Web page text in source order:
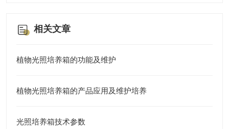
相关文章
植物光照培养箱的功能及维护
植物光照培养箱的产品应用及维护培养
光照培养箱技术参数